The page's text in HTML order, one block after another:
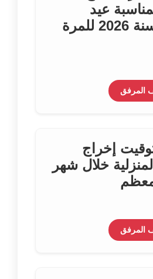
عيد
الأضحى لسنة 2026 للمرة
المرفق
إخراج
خلال شهر
المرفق